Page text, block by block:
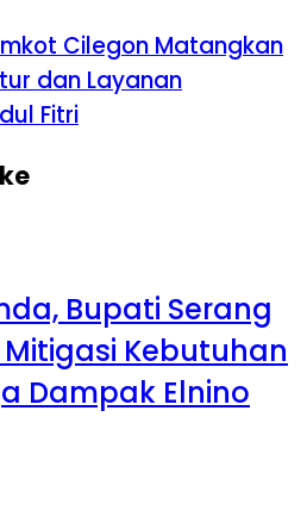
Cilegon Matangkan
dan Layanan
Fitri
Bupati Serang
Kebutuhan
Dampak Elnino